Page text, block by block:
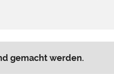
gemacht werden.